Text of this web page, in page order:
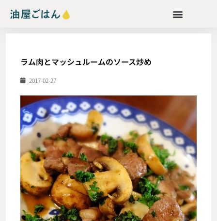
ラム肉とマッシュルームのソース炒め
2017-02-27